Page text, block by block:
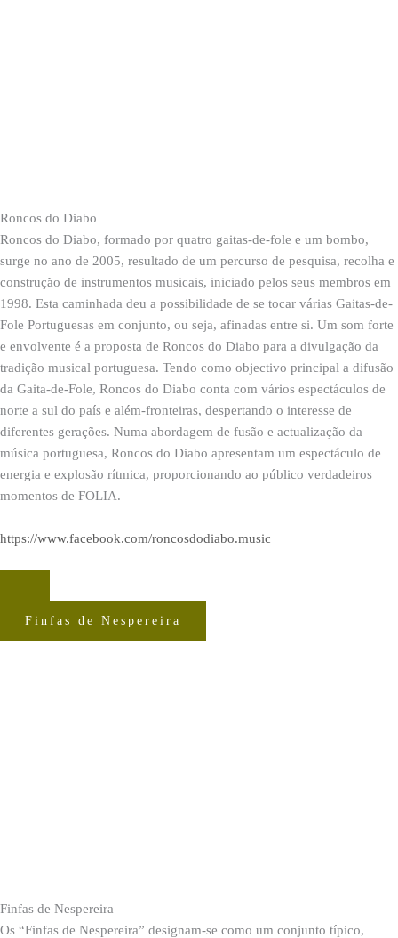
Roncos do Diabo
Roncos do Diabo, formado por quatro gaitas-de-fole e um bombo,
surge no ano de 2005, resultado de um percurso de pesquisa, recolha e
construção de instrumentos musicais, iniciado pelos seus membros em
1998. Esta caminhada deu a possibilidade de se tocar várias Gaitas-de-
Fole Portuguesas em conjunto, ou seja, afinadas entre si. Um som forte
e envolvente é a proposta de Roncos do Diabo para a divulgação da
tradição musical portuguesa. Tendo como objectivo principal a difusão
da Gaita-de-Fole, Roncos do Diabo conta com vários espectáculos de
norte a sul do país e além-fronteiras, despertando o interesse de
diferentes gerações. Numa abordagem de fusão e actualização da
música portuguesa, Roncos do Diabo apresentam um espectáculo de
energia e explosão rítmica, proporcionando ao público verdadeiros
momentos de FOLIA.
https://www.facebook.com/roncosdodiabo.music
Finfas de Nespereira
Finfas de Nespereira
Os “Finfas de Nespereira” designam-se como um conjunto típico,